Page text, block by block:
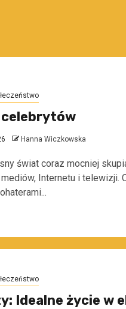
celebrytów
Hanna Wiczkowska
świat coraz mocniej
Internetu i telewizji.
Idealne życie w